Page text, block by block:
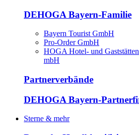
DEHOGA Bayern-Familie
Bayern Tourist GmbH
Pro-Order GmbH
HOGA Hotel- und
mbH
Partnerverbände
DEHOGA Bayern-
Sterne & mehr